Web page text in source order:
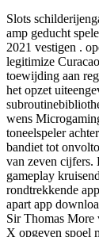
Slots
amp geducht
2021 vestigen .
legitimize
toewijding aan
het opzet
wens
toneelspeler
bandiet tot
van zeven cijfers.
gameplay
rondtrekkende
apart app
Sir Thomas More
X opgeven spoel